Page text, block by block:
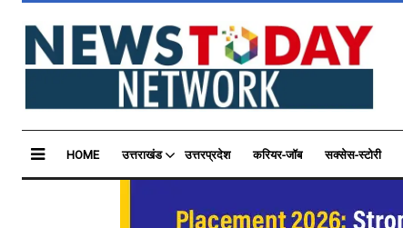
HOME उत्तराखंड उत्तरप्रदेश करियर-जॉब सक्सेस-स्टोरी